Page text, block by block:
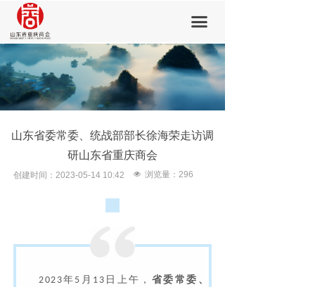
끀
首页
商会概要
会员中心
新闻中心
会员风采
党建活动
山东省委常委、统战部部长徐海荣走访调
研山东省重庆商会
2023年 5 月 13 日上午， 省委常委、
创建时间： 2023-05-14 10:42 넶 浏览量： 296